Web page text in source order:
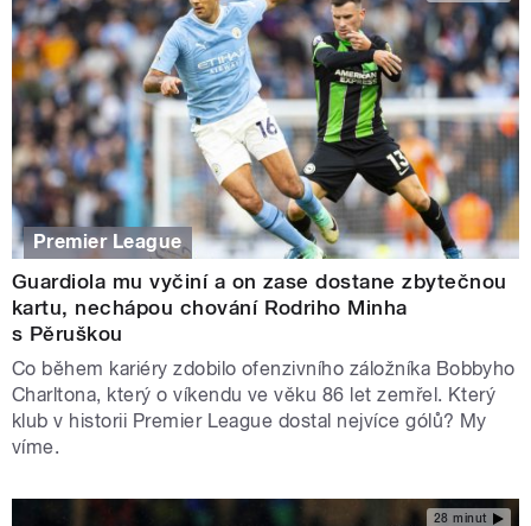
Premier League
Guardiola mu vyčiní a on zase dostane zbytečnou
kartu, nechápou chování Rodriho Minha
s Pěruškou
Co během kariéry zdobilo ofenzivního záložníka Bobbyho
Charltona, který o víkendu ve věku 86 let zemřel. Který
klub v historii Premier League dostal nejvíce gólů? My
víme.
28 minut